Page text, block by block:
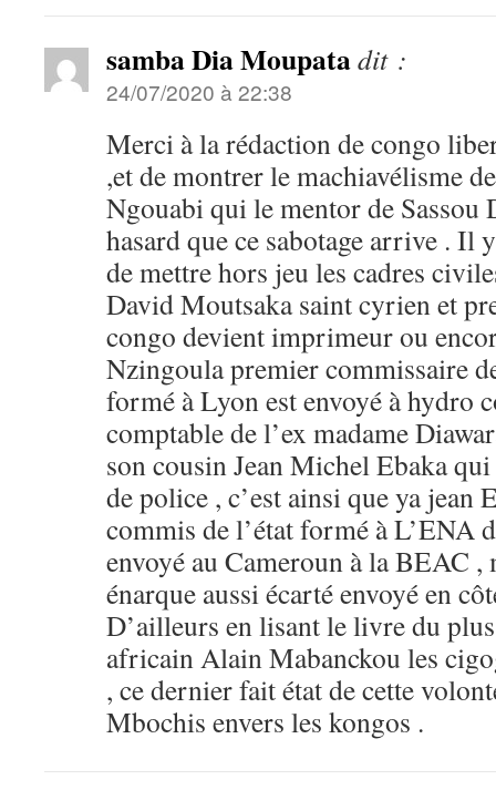
samba Dia Moupatadit :
24/07/2020 à 22:38
Merci à la rédaction de congo
,et de montrer le machiavélisme
Ngouabi qui le mentor de Sassou
hasard que ce sabotage arrive . Il
de mettre hors jeu les cadres
David Moutsaka saint cyrien et
congo devient imprimeur ou
Nzingoula premier commissaire
formé à Lyon est envoyé à hydro
comptable de l’ex madame
son cousin Jean Michel Ebaka
de police , c’est ainsi que ya jean
commis de l’état formé à L’ENA
envoyé au Cameroun à la BEAC
énarque aussi écarté envoyé en
D’ailleurs en lisant le livre du
africain Alain Mabanckou les
, ce dernier fait état de cette
Mbochis envers les kongos .